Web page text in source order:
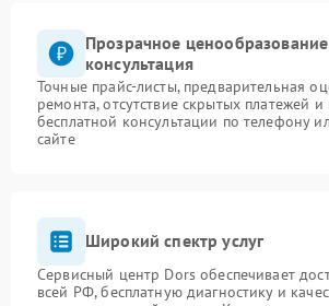
Прозрачное
консультация
Точные прайс-листы, предварительная
ремонта, отсутствие скрытых платежей
бесплатной консультации по телефону
сайте
Широкий спектр услуг
Сервисный центр Dors обеспечивает
всей РФ, бесплатную диагностику и